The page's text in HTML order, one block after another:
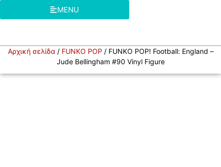
MENU
Αρχική σελίδα / FUNKO POP / FUNKO POP! Football: England –
Jude Bellingham #90 Vinyl Figure